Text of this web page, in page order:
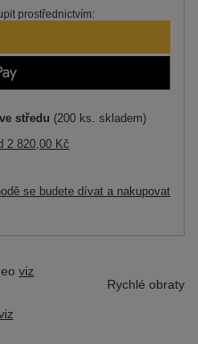
prostřednictvím:
ve středu (200 ks. skladem)
2 820,00 Kč
se budete dívat a nakupovat
viz
Rychlé obraty